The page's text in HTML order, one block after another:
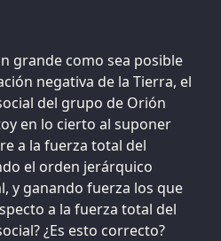
grande como sea posible
negativa de la Tierra, el
del grupo de Orión
en lo cierto al suponer
a la fuerza total del
el orden jerárquico
y ganando fuerza los que
a la fuerza total del
¿Es esto correcto?